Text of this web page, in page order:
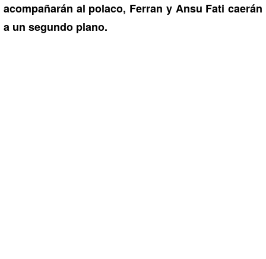
acompañarán al polaco, Ferran y Ansu Fati caerán
a un segundo plano.